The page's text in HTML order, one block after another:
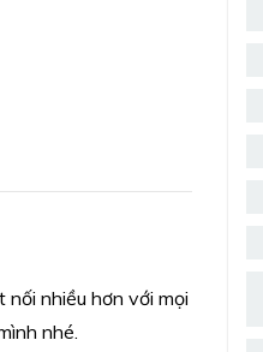
nhiều hơn với mọi
nhé.